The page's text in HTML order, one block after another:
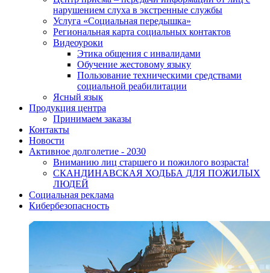
нарушением слуха в экстренные службы
Услуга «Социальная передышка»
Региональная карта социальных контактов
Видеоуроки
Этика общения с инвалидами
Обучение жестовому языку
Пользование техническими средствами
социальной реабилитации
Ясный язык
Продукция центра
Принимаем заказы
Контакты
Новости
Активное долголетие - 2030
Вниманию лиц старшего и пожилого возраста!
CКАНДИНАВСКАЯ ХОДЬБА ДЛЯ ПОЖИЛЫХ
ЛЮДЕЙ
Социальная реклама
Кибербезопасность